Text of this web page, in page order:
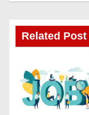
g
t
Related Post